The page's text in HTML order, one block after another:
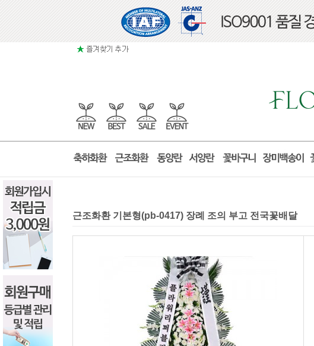
근조화환 기본형(pb-0417) 장례 조의 부고 전국꽃배달